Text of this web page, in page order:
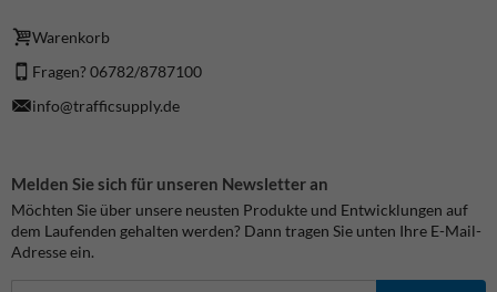
Warenkorb
Fragen? 06782/8787100
info@trafficsupply.de
Melden Sie sich für unseren Newsletter an
Möchten Sie über unsere neusten Produkte und Entwicklungen auf
dem Laufenden gehalten werden? Dann tragen Sie unten Ihre E-Mail-
Adresse ein.